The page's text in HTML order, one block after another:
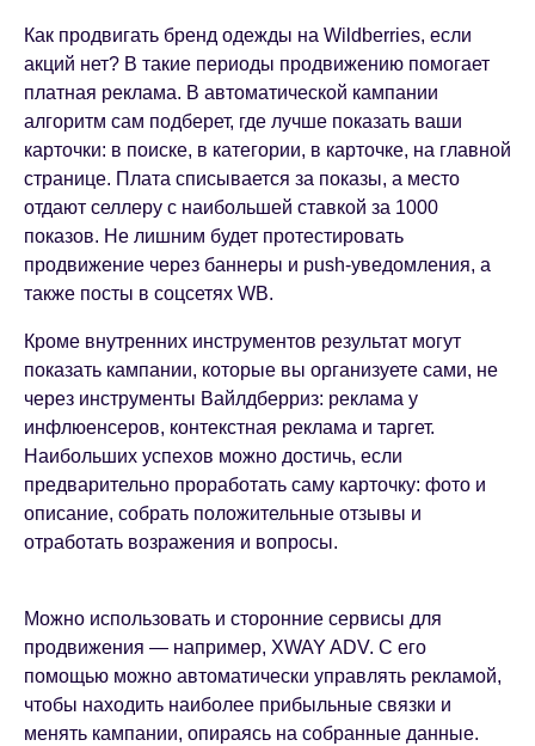
Как продвигать бренд одежды на Wildberries, если
акций нет? В такие периоды продвижению помогает
платная реклама. В автоматической кампании
алгоритм сам подберет, где лучше показать ваши
карточки: в поиске, в категории, в карточке, на главной
странице. Плата списывается за показы, а место
отдают селлеру с наибольшей ставкой за 1000
показов. Не лишним будет протестировать
продвижение через баннеры и push-уведомления, а
также посты в соцсетях WB.
Кроме внутренних инструментов результат могут
показать кампании, которые вы организуете сами, не
через инструменты Вайлдберриз: реклама у
инфлюенсеров, контекстная реклама и таргет.
Наибольших успехов можно достичь, если
предварительно проработать саму карточку: фото и
описание, собрать положительные отзывы и
отработать возражения и вопросы.
Можно использовать и сторонние сервисы для
продвижения — например, XWAY ADV. С его
помощью можно автоматически управлять рекламой,
чтобы находить наиболее прибыльные связки и
менять кампании, опираясь на собранные данные.